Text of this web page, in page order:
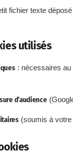
fichier texte
utilisés
: nécessaires au
d’audience
(soumis à votre